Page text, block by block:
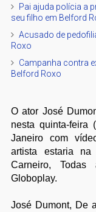
Pai ajuda polícia a
seu filho em Belford
Acusado de
Roxo
Campanha contra
Belford Roxo
O ator José
nesta quinta-
Janeiro com
artista estaria na
Carneiro,
Globoplay.
José Dumont, De